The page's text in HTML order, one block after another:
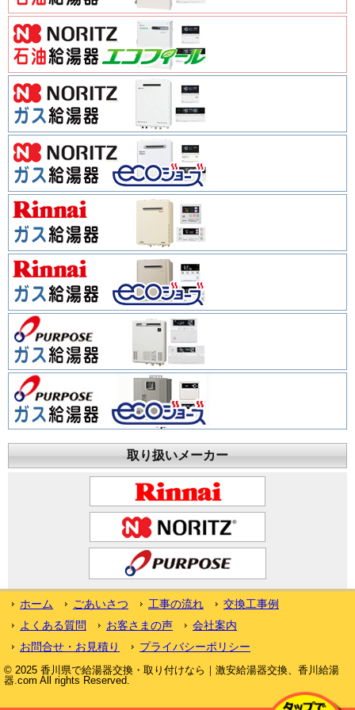
取り扱いメーカー
ホーム ごあいさつ 工事の流れ
交換工事例
よくある質問
お客さまの声
会社案内
お問合せ・お見積り
プライバシーポリシー
© 2025 香川県で給湯器交換・取り付けなら｜激安給湯器交換、香川給湯
器.com All rights Reserved.